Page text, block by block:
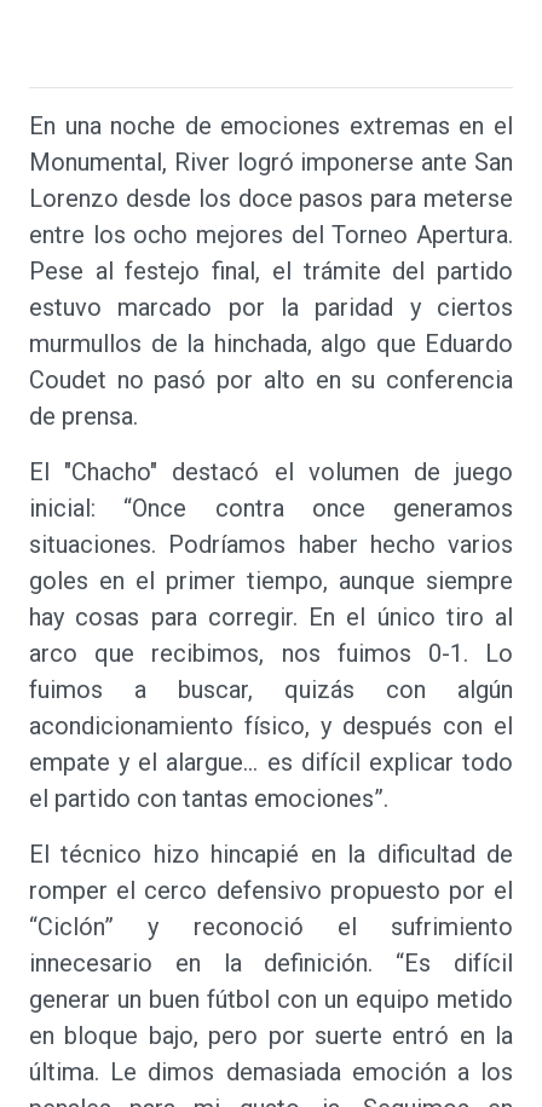
En una noche de emociones extremas en el
Monumental, River logró imponerse ante San
Lorenzo desde los doce pasos para meterse
entre los ocho mejores del Torneo Apertura.
Pese al festejo final, el trámite del partido
estuvo marcado por la paridad y ciertos
murmullos de la hinchada, algo que Eduardo
Coudet no pasó por alto en su conferencia
de prensa.
El "Chacho" destacó el volumen de juego
inicial: “Once contra once generamos
situaciones. Podríamos haber hecho varios
goles en el primer tiempo, aunque siempre
hay cosas para corregir. En el único tiro al
arco que recibimos, nos fuimos 0-1. Lo
fuimos a buscar, quizás con algún
acondicionamiento físico, y después con el
empate y el alargue... es difícil explicar todo
el partido con tantas emociones”.
El técnico hizo hincapié en la dificultad de
romper el cerco defensivo propuesto por el
“Ciclón” y reconoció el sufrimiento
innecesario en la definición. “Es difícil
generar un buen fútbol con un equipo metido
en bloque bajo, pero por suerte entró en la
última. Le dimos demasiada emoción a los